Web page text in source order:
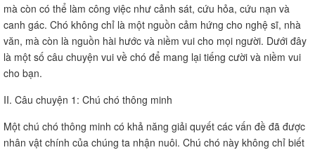
mà còn có thể làm công việc như cảnh sát, cứu hỏa, cứu nạn và
canh gác. Chó không chỉ là một nguồn cảm hứng cho nghệ sĩ, nhà
văn, mà còn là nguồn hài hước và niềm vui cho mọi người. Dưới đây
là một số câu chuyện vui về chó để mang lại tiếng cười và niềm vui
cho bạn.
II. Câu chuyện 1: Chú chó thông minh
Một chú chó thông minh có khả năng giải quyết các vấn đề đã được
nhân vật chính của chúng ta nhận nuôi. Chú chó này không chỉ biết